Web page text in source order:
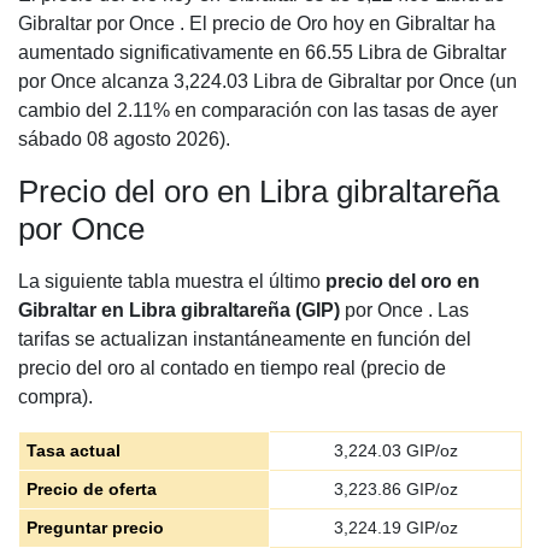
Gibraltar por Once . El precio de Oro hoy en Gibraltar ha
aumentado significativamente en 66.55 Libra de Gibraltar
por Once alcanza 3,224.03 Libra de Gibraltar por Once (un
cambio del 2.11% en comparación con las tasas de ayer
sábado 08 agosto 2026).
Precio del oro en Libra gibraltareña
por Once
La siguiente tabla muestra el último precio del oro en
Gibraltar en Libra gibraltareña (GIP) por Once . Las
tarifas se actualizan instantáneamente en función del
precio del oro al contado en tiempo real (precio de
compra).
Tasa actual 3,224.03 GIP/oz
Precio de oferta
3,223.86 GIP/oz
Preguntar precio
3,224.19GIP/oz